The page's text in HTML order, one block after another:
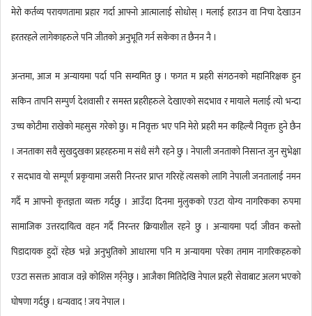
मेरो कर्तव्य परायणतामा प्रहार गर्दा आफ्नो आत्मालाई सोधोस् । मलाई हराउन वा निचा देखाउन
हरतरहले लागेकाहरुले पनि जीतको अनुभूति गर्न सकेका त छैनन नै ।
अन्तमा, आज म अन्यायमा पर्दा पनि सम्यमित छु । फगत म प्रहरी संगठनको महानिरिक्षक हुन
सकिन तापनि सम्पुर्ण देशवासी र समस्त प्रहरीहरुले देखाएको सदभाव र मायाले मलाई त्यो भन्दा
उच्च कोटीमा राखेको महसुस गरेको छु। म निवृक्त भए पनि मेरो प्रहरी मन कहिल्यै निवृक्त हुने छैन
। जनताका सवै सुखदुखका प्रहरहरुमा म संधै संगै रहने छु । नेपाली जनताको निसान्त जुन सुभेक्षा
र सदभाव यो सम्पूर्ण प्रकृयामा जसरी निरन्तर प्राप्त गरिरहें त्यसको लागि नेपाली जनतालाई नमन
गर्दै म आफ्नो कृतज्ञता व्यक्त गर्दछु । आउँदा दिनमा मुलुकको एउटा योग्य नागरिकका रुपमा
सामाजिक उत्तरदायित्व वहन गर्दै निरन्तर क्रियाशील रहने छु । अन्यायमा पर्दा जीवन कस्तो
पिडादायक हुदों रहेछ भन्ने अनुभुतिको आधारमा पनि म अन्यायमा परेका तमाम नागरिकहरुको
एउटा ससक्त आवाज वन्ने कोशिस गर्र्नेछु । आजैका मितिदेखि नेपाल प्रहरी सेवाबाट अलग भएको
घोषणा गर्दछु । धन्यवाद ! जय नेपाल ।